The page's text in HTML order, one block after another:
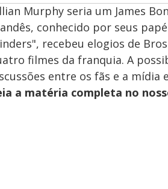
Murphy seria um James
conhecido por seus
recebeu elogios de
filmes da franquia. A
entre os fãs e a mídia
a matéria completa no